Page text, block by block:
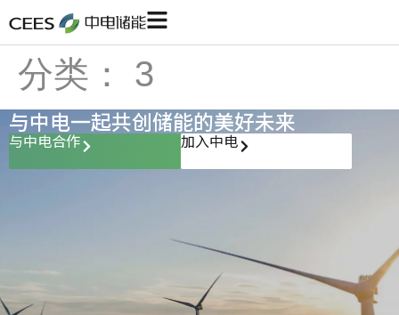
分类： 3
与中电一起共创储能的美好未来
与中电合作 加入中电